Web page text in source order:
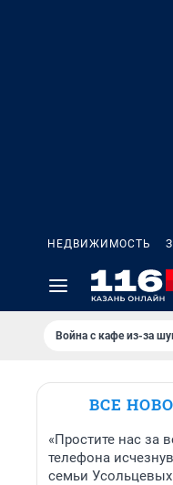
НЕДВИЖИМОСТЬ
Война с кафе из-за
ВСЕ
«Простите нас за
телефона
семьи